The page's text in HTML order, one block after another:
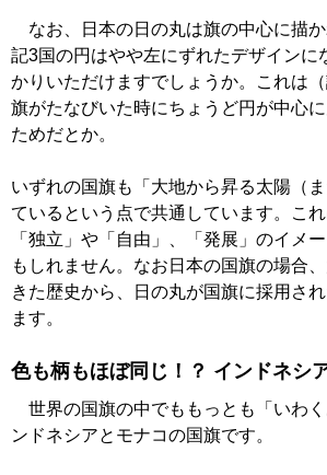
なお、日本の日の丸は旗の中心に描
記3国の円はやや左にずれたデザインに
かりいただけますでしょうか。これは（
旗がたなびいた時にちょうど円が中心
ためだとか。
いずれの国旗も「大地から昇る太陽（
ているという点で共通しています。こ
「独立」や「自由」、「発展」のイメ
もしれません。なお日本の国旗の場合
きた歴史から、日の丸が国旗に採用さ
ます。
色も柄もほぼ同じ！？ インドネシ
世界の国旗の中でももっとも「いわ
ンドネシアとモナコの国旗です。